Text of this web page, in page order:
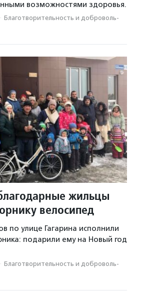
возможностями здоровья.
· Благотвори­тель­ность и доброволь­
жильцы
велосипед
по улице Гагарина исполнили
подарили ему на Новый год
· Благотвори­тель­ность и доброволь­